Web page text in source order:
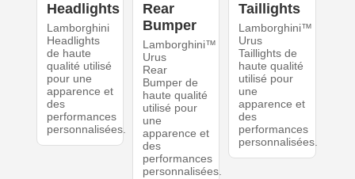
Headlights
Lamborghini
Headlights
de haute
qualité utilisé
pour une
apparence et
des
performances
personnalisées.
Rear
Bumper
Lamborghini™
Urus
Rear
Bumper de
haute qualité
utilisé pour
une
apparence et
des
performances
personnalisées.
Taillights
Lamborghini™
Urus
Taillights de
haute qualité
utilisé pour
une
apparence et
des
performances
personnalisées.